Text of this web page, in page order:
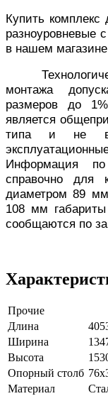
Купить комплекс
разноуровневые
в нашем магазине
монтажа
размеров до
является
типа и не
Информация
справочно для
диаметром 89
108 мм
сообщаются по
Прочие
Длина
Ширина
Высота
Опорный столб
Материал